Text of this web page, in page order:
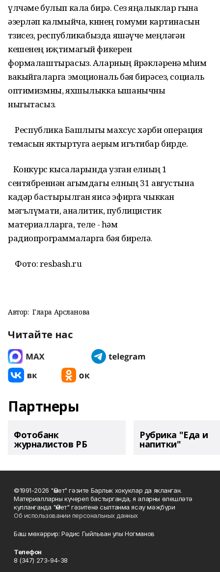
үлчәме булып кала бирә. Сез яңалыклар гына
әзерләп калмыйча, көннең гомуми картинасын
төзисез, республикабызда яшәүче меңләгән
кешенең иҗтимагый фикерен
формалаштырасыз. Аларның йөрәкләренә мөһим
вакыйгаларга эмоциональ бәя бирәсез, социаль
оптимизмны, яхшылыкка ышанычны
ныгытасыз.
Республика Башлыгы махсус хәрби операция
темасын яктыртуга аерым игътибар бирде.
Конкурс кысаларында узган елның 1
сентябреннән агымдагы елның 31 августына
кадәр бастырылган яисә эфирга чыккан
мәгълүмати, аналитик, публицистик
материалларга, теле - һәм
радиопрограммаларга бәя бирелә.
Фото: resbash.ru
Автор: Гөлара Арсланова
Читайте нас
Партнеры
Фотобанк
журналистов РБ
Рубрика "Еда и
напитки"
©1991-2026 "Өмет" гәзите Барлык хокуклар да якланган.
Материалларны күчереп бастырганда, я аларны өлешләтә
кулланганда "Өмет" гәзитенә сылтанма ясау мәҗбүри
Об использовании персональных данных
Баш мөхәррир: Рәдис Гыйльван улы Ногманов
Телефон
8 (347) 273-94-38